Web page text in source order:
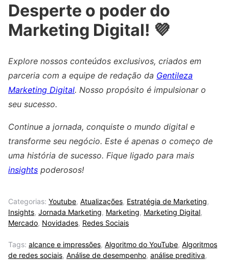
Desperte o poder do
Marketing Digital! 💜
Explore nossos conteúdos exclusivos, criados em
parceria com a equipe de redação da Gentileza
Marketing Digital. Nosso propósito é impulsionar o
seu sucesso.
Continue a jornada, conquiste o mundo digital e
transforme seu negócio. Este é apenas o começo de
uma história de sucesso. Fique ligado para mais
insights poderosos!
Categorias: Youtube, Atualizações, Estratégia de Marketing,
Insights, Jornada Marketing, Marketing, Marketing Digital,
Mercado, Novidades, Redes Sociais
Tags: alcance e impressões, Algoritmo do YouTube, Algoritmos
de redes sociais, Análise de desempenho, análise preditiva,